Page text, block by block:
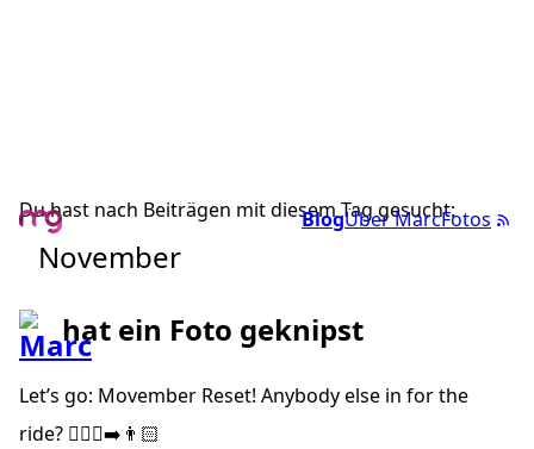
BlogÜber MarcFotos
Du hast nach Beiträgen mit diesem Tag gesucht:
November
hat ein Foto geknipst
Let’s go: Movember Reset! Anybody else in for the
ride? 🧔🏻‍♂️➡️👨🏻